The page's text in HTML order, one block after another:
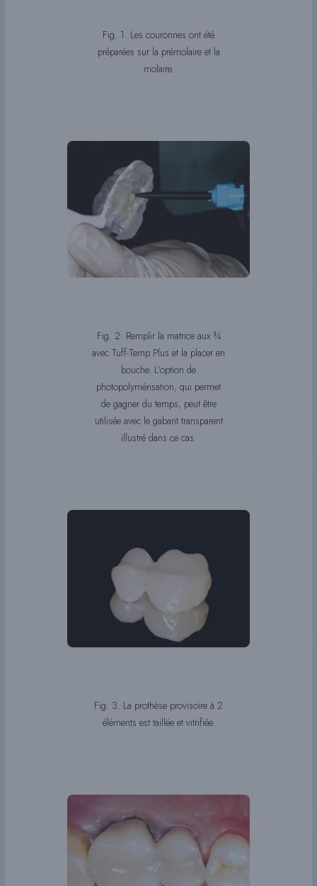
Fig. 1. Les couronnes ont été
préparées sur la prémolaire et la
molaire.
Fig. 2. Remplir la matrice aux ¾
avec Tuff-Temp Plus et la placer en
bouche. L’option de
photopolymérisation, qui permet
de gagner du temps, peut être
utilisée avec le gabarit transparent
illustré dans ce cas.
Fig. 3. La prothèse provisoire à 2
éléments est taillée et vitrifiée.